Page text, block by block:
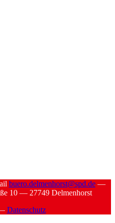
buero.delmenhorst@spd.de—
10 — 27749 Del­men­horst
Daten­schutz